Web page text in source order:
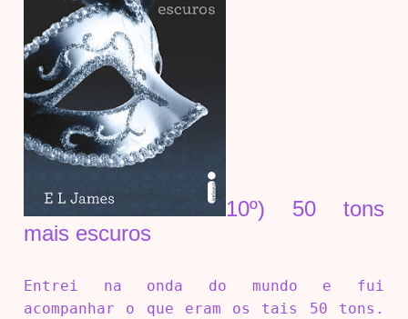
10º) 50 tons
mais escuros
Entrei na onda do mundo e fui
acompanhar o que eram os tais 50 tons.